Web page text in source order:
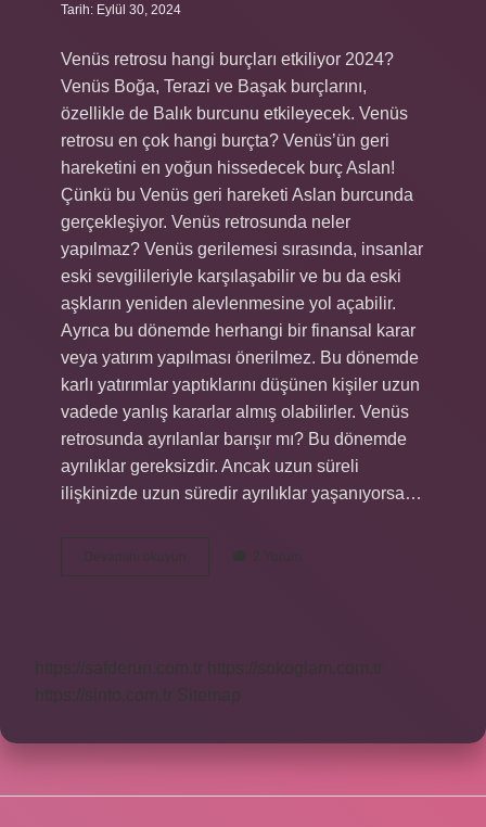
Tarih: Eylül 30, 2024
Venüs retrosu hangi burçları etkiliyor 2024?
Venüs Boğa, Terazi ve Başak burçlarını,
özellikle de Balık burcunu etkileyecek. Venüs
retrosu en çok hangi burçta? Venüs’ün geri
hareketini en yoğun hissedecek burç Aslan!
Çünkü bu Venüs geri hareketi Aslan burcunda
gerçekleşiyor. Venüs retrosunda neler
yapılmaz? Venüs gerilemesi sırasında, insanlar
eski sevgilileriyle karşılaşabilir ve bu da eski
aşkların yeniden alevlenmesine yol açabilir.
Ayrıca bu dönemde herhangi bir finansal karar
veya yatırım yapılması önerilmez. Bu dönemde
karlı yatırımlar yaptıklarını düşünen kişiler uzun
vadede yanlış kararlar almış olabilirler. Venüs
retrosunda ayrılanlar barışır mı? Bu dönemde
ayrılıklar gereksizdir. Ancak uzun süreli
ilişkinizde uzun süredir ayrılıklar yaşanıyorsa…
Devamını okuyun
Gerilemesi
2 Yorum
https://safderun.com.tr
https://sokoglam.com.tr
https://sinto.com.tr
Sitemap